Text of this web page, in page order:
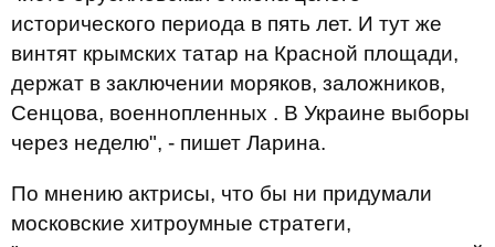
исторического периода в пять лет. И тут же
винтят крымских татар на Красной площади,
держат в заключении моряков, заложников,
Сенцова, военнопленных . В Украине выборы
через неделю", - пишет Ларина.
По мнению актрисы, что бы ни придумали
московские хитроумные стратеги,